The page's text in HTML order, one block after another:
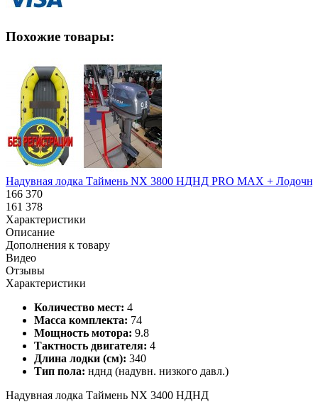
Похожие товары:
Надувная лодка Таймень NX 3800 НДНД PRO MAX +
166 370
161 378
Характеристики
Описание
Дополнения к товару
Видео
Отзывы
Характеристики
Количество мест: 4
Масса комплекта: 74
Мощность мотора: 9.8
Тактность двигателя: 4
Длина лодки (см): 340
Тип пола: нднд (надувн. низкого давл.)
Надувная лодка Таймень NX 3400 НДНД